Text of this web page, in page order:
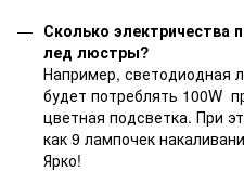
Сколько электричества
лед люстры?
Например, светодиодная
будет потреблять 100W
цветная подсветка. При
как 9 лампочек
Ярко!